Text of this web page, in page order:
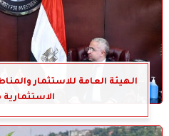
الهيئة العامة للاستثمار
الاستثمارية